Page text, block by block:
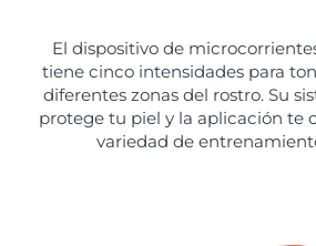
El dispositivo de
tiene cinco intensidades para
diferentes zonas del rostro. Su
protege tu piel y la aplicación te
variedad de